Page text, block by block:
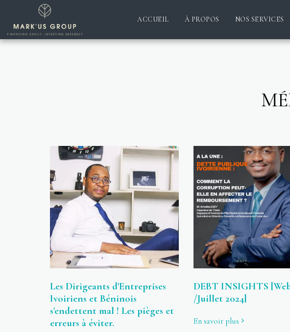
ACCUEIL À PROPOS NOS SERVICES
Les Dirigeants d'Entreprises
Ivoiriens et Béninois
s'endettent mal ! Les pièges et
erreurs à éviter.
DEBT INSIGHTS
/Juillet 2024]
En savoir plus